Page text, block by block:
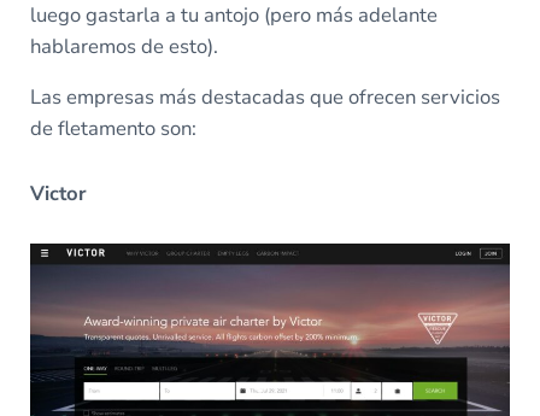
luego gastarla a tu antojo (pero más adelante
hablaremos de esto).
Las empresas más destacadas que ofrecen servicios
de fletamento son:
Victor